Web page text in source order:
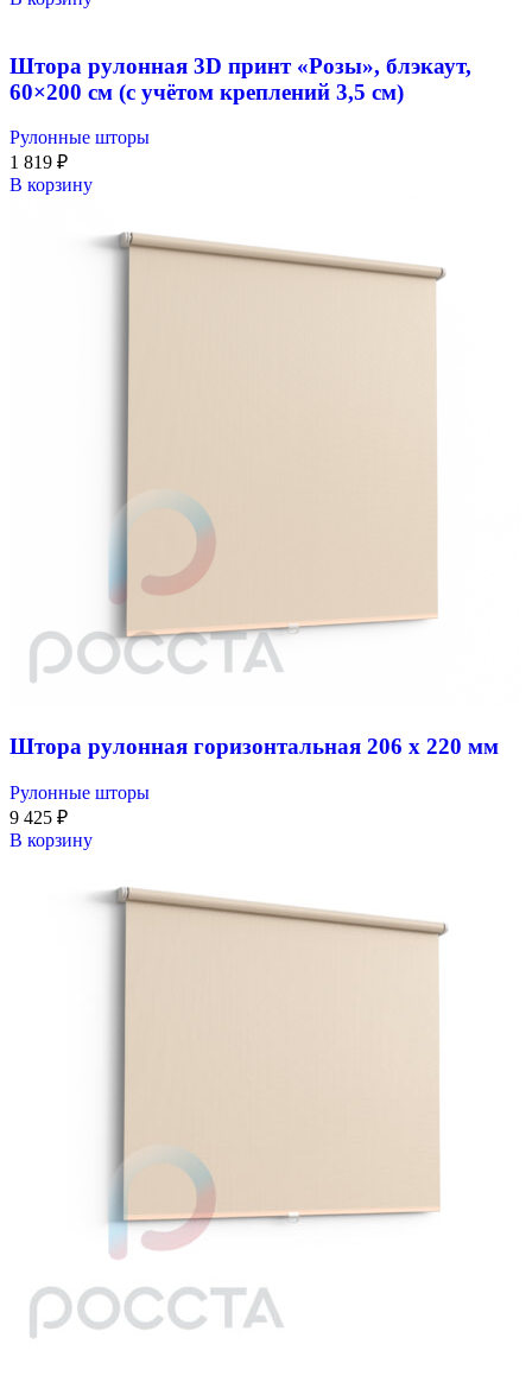
Штора рулонная 3D принт «Розы», блэкаут,
60×200 см (с учётом креплений 3,5 см)
Рулонные шторы
1 819 ₽
В корзину
Штора рулонная горизонтальная 206 x 220 мм
Рулонные шторы
9 425 ₽
В корзину